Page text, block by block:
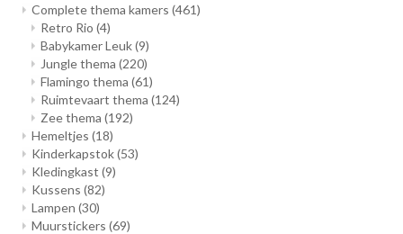
Complete thema kamers (461)
Retro Rio (4)
Babykamer Leuk(9)
Jungle thema (220)
Flamingo thema (61)
Ruimtevaart thema (124)
Zee thema (192)
Hemeltjes (18)
Kinderkapstok(53)
Kledingkast (9)
Kussens (82)
Lampen (30)
Muurstickers (69)